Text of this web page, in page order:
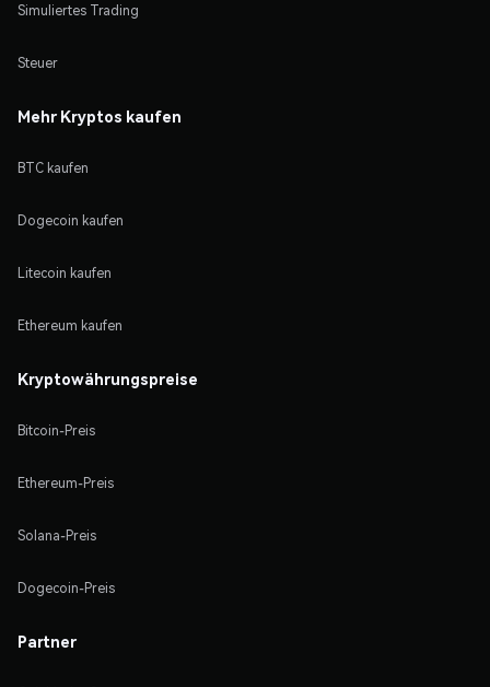
Simuliertes Trading
Steuer
Mehr Kryptos kaufen
BTC kaufen
Dogecoin kaufen
Litecoin kaufen
Ethereum kaufen
Kryptowährungspreise
Bitcoin-Preis
Ethereum-Preis
Solana-Preis
Dogecoin-Preis
Partner